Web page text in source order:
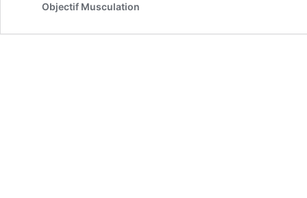
Objectif Musculation